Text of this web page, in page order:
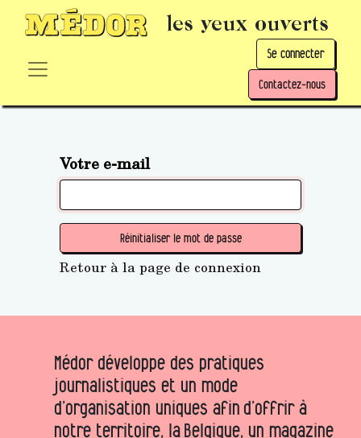
les yeux ouverts
Se connecter
Contactez-nous
Votre e-mail
Réinitialiser le mot de passe
Retour à la page de connexion
Médor développe des pratiques
journalistiques et un mode
d’organisation uniques afin d’offrir à
notre territoire, la Belgique, un magazine